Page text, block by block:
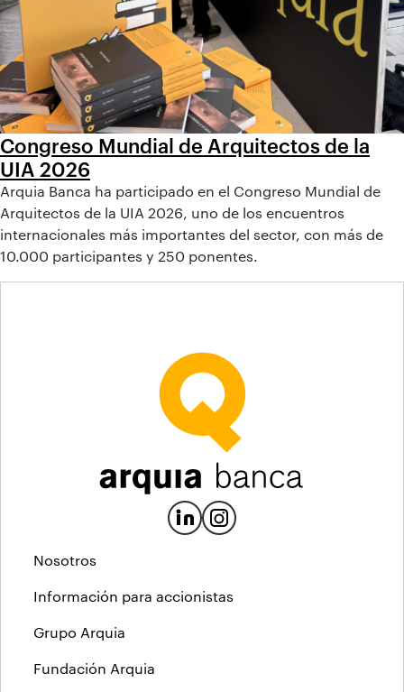
Congreso Mundial de Arquitectos de la
UIA 2026
Arquia Banca ha participado en el Congreso Mundial de
Arquitectos de la UIA 2026, uno de los encuentros
internacionales más importantes del sector, con más de
10.000 participantes y 250 ponentes.
Nosotros
Información para accionistas
Grupo Arquia
Fundación Arquia